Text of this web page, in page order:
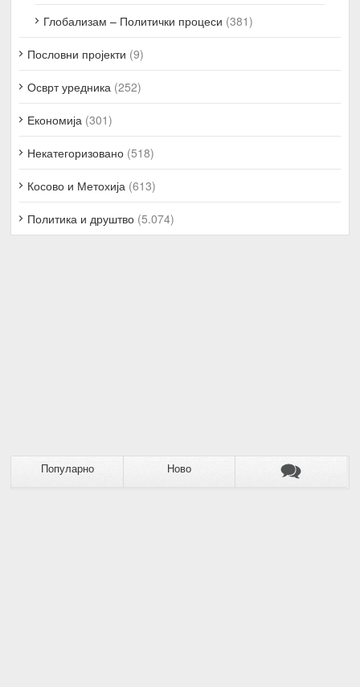
Глобализам – Политички процеси (381)
Пословни пројекти (9)
Осврт уредника (252)
Економија (301)
Некатегоризовано (518)
Косово и Метохија (613)
Политика и друштво (5.074)
Популарно Ново